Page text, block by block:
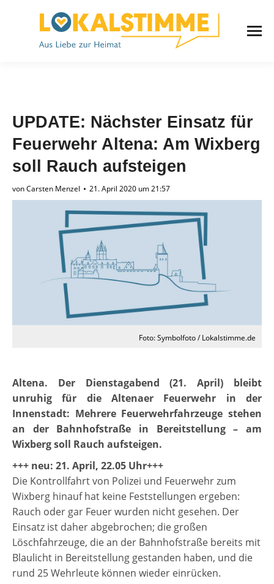
UPDATE: Nächster Einsatz für
Feuerwehr Altena: Am Wixberg
soll Rauch aufsteigen
vonCarsten Menzel 21. April 2020 um 21:57
Foto: Symbolfoto / Lokalstimme.de
Altena. Der Dienstagabend (21. April) bleibt
unruhig für die Altenaer Feuerwehr in der
Innenstadt: Mehrere Feuerwehrfahrzeuge stehen
an der Bahnhofstraße in Bereitstellung – am
Wixberg soll Rauch aufsteigen.
+++ neu: 21. April, 22.05 Uhr+++
Die Kontrollfahrt von Polizei und Feuerwehr zum
Wixberg hinauf hat keine Feststellungen ergeben:
Rauch oder gar Feuer wurden nicht gesehen. Der
Einsatz ist daher abgebrochen; die großen
Löschfahrzeuge, die an der Bahnhofstraße bereits mit
Blaulicht in Bereitstellung gestanden haben, und die
rund 25 Wehrleute können wieder einrücken.